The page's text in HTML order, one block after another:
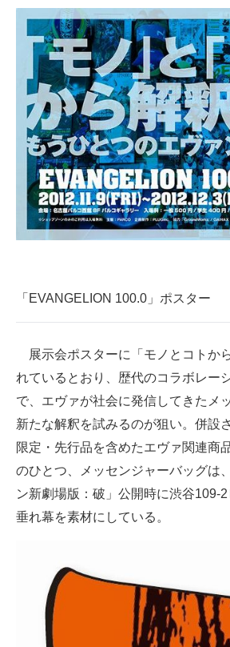
好きが集まる 比べて選べる
ビジネスと働き方のヒント
AI活用のいまが分かる
企業ITのトレンドを詳説
経営リーダーのコミュニティ
マーケ×ITの今がよく分かる
ITエンジニア向け専門サイト
IT製品の技術・比較・事例
モノづくり技術者専門サイト
エレクトロニクス専門サイト
電子設計の基本と応用
エネルギーの専門メディア
建設×テクノロジーの最前線
「EVANGELION 100.0」ポスター
展示会ポスターに「モノとコトか
れているとおり、歴代のコラボレー
で、エヴァが社会に発信してきたメ
新たな解釈を試みるのが狙い。併設
限定・先行品を含めたエヴァ関連商
のひとつ、メッセンジャーバッグは
ン新劇場版：破」公開時に渋谷109-
垂れ幕を素材にしている。